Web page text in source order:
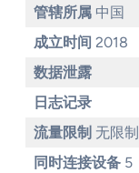
管辖所属 中国
成立时间 2018
数据泄露
日志记录
流量限制 无限制
同时连接设备 5